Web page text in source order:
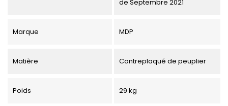
de Septembre 2021
Marque MDP
Matière Contreplaqué de peuplier
Poids 29 kg